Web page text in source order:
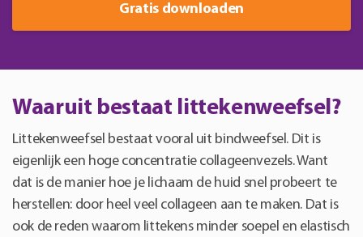
Gratis downloaden
Waaruit bestaat littekenweefsel?
Littekenweefsel bestaat vooral uit bindweefsel. Dit is
eigenlijk een hoge concentratie collageenvezels. Want
dat is de manier hoe je lichaam de huid snel probeert te
herstellen: door heel veel collageen aan te maken. Dat is
ook de reden waarom littekens minder soepel en elastisch